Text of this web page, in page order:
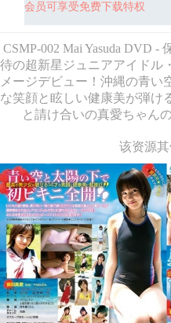
会员可享受免费下载特权
CSMP-002 Mai Yasuda DVD -
待の超新星ジュニアアイドル
メージデビュー！沖縄の青い
な笑顔と眩しい健康美が弾け
と請け合いの真愛ちゃん
该资源